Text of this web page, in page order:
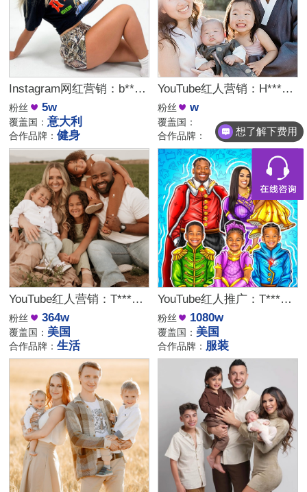
Instagram网红营销：b***t｜意大利 健身
粉丝 5w
覆盖国：意大利
合作品牌：健身
YouTube红人营销：H***M｜美国 旅游
粉丝 w
覆盖国：
合作品牌：
YouTube红人营销：T***m｜美国 生活
粉丝 364w
覆盖国： 美国
合作品牌：生活
YouTube红人推广：T***y｜美国 服装
粉丝 1080w
覆盖国： 美国
合作品牌： 服装
想了解下费用